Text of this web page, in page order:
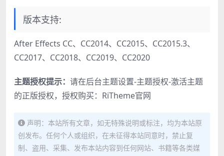
版本支持:
After Effects CC、CC2014、CC2015、CC2015.3、
CC2017、CC2018、CC2019、CC2020
主题授权提示： 请在后台主题设置-主题授权-激活主题
的正版授权，授权购买： RiTheme官网
声明：本站所有文章，如无特殊说明或标注，均为本站原
创发布。任何个人或组织，在未征得本站同意时，禁止复
制、盗用、采集、发布本站内容到任何网站、书籍等各类媒